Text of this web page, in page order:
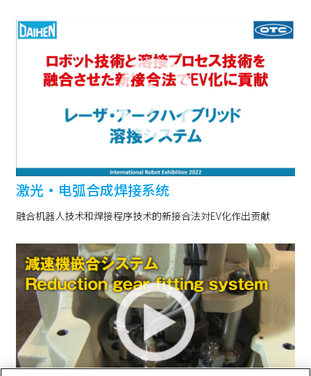
激光・电弧合成焊接系统
融合机器人技术和焊接程序技术的新接合法対EV化作出贡献